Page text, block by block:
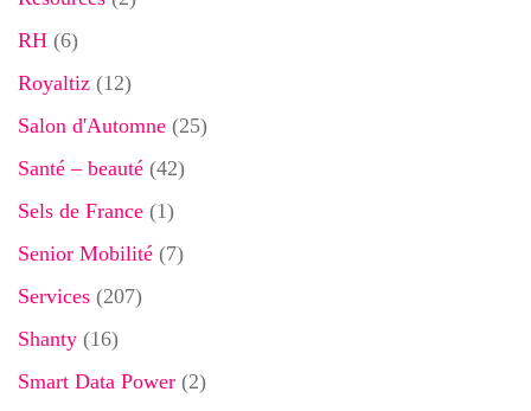
RH (6)
Royaltiz (12)
Salon d'Automne (25)
Santé – beauté (42)
Sels de France (1)
Senior Mobilité (7)
Services (207)
Shanty (16)
Smart Data Power (2)